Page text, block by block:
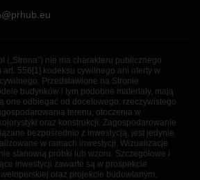
(„Strona”) nie ma charakteru publicznego
556[1] kodeksu cywilnego ani oferty w
Przedstawione na Stronie
budynków i tym podobne materiały, mają
one odbiegać od docelowego, rzeczywistego
terenu, otoczenia w
oraz konstrukcji. Zagospodarowanie
bezpośrednio z inwestycją, jest jedynie
w ramach inwestycji. Wizualizacje
stanowią próbki lub wzoru. Szczegółowe i
inwestycji zawarte są w prospekcie
oraz projekcie budowlanym.